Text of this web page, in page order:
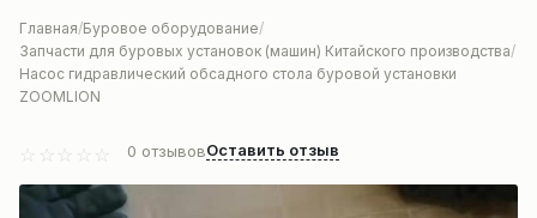
Главная Буровое оборудование
Запчасти для буровых установок (машин) Китайского производства
Насос гидравлический обсадного стола буровой установки
ZOOMLION
0 отзывовОставить отзыв